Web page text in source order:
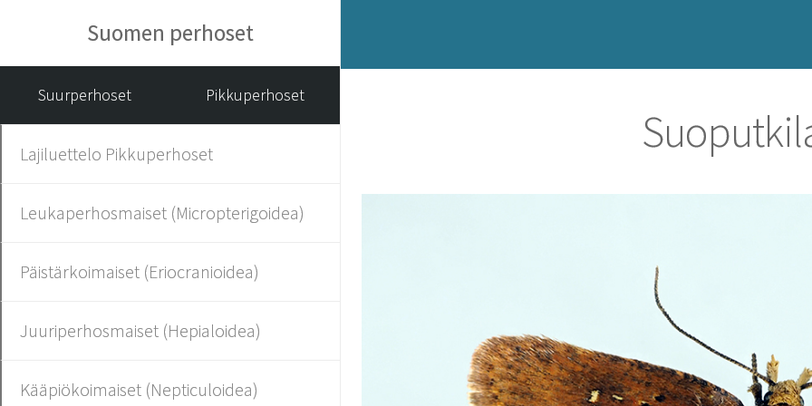
Suomen perhoset
Suurperhoset Pikkuperhoset
Lajiluettelo Pikkuperhoset
Leukaperhosmaiset (Micropterigoidea)
Päistärkoimaiset (Eriocranioidea)
Juuriperhosmaiset (Hepialoidea)
Kääpiökoimaiset (Nepticuloidea)